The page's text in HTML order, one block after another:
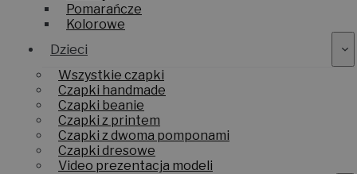
Pomarańcze
Kolorowe
Dzieci
Wszystkie czapki
Czapki handmade
Czapki beanie
Czapki z printem
Czapki z dwoma pomponami
Czapki dresowe
Video prezentacja modeli